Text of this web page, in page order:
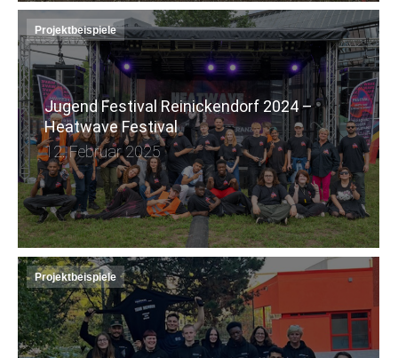
Projektbeispiele
Jugend Festival Reinickendorf 2024 –
Heatwave Festival
12. Februar 2025
Projektbeispiele